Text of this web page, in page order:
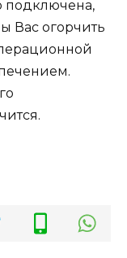
подключена,
Вас огорчить